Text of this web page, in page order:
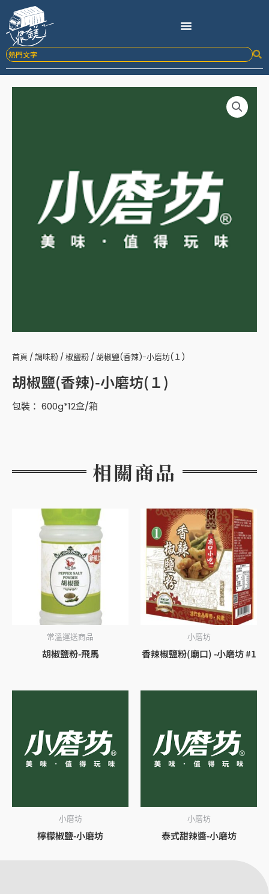
要
內
首頁 /調味粉 /椒鹽粉 / 胡椒鹽(香辣)-小磨坊(１)
胡椒鹽(香辣)-小磨坊(１)
包裝： 600g*12盒/箱
相關商品
常溫運送商品
胡椒鹽粉-飛馬
小磨坊
香辣椒鹽粉(廟口) -小磨坊 #1
小磨坊
檸檬椒鹽-小磨坊
小磨坊
泰式甜辣醬-小磨坊